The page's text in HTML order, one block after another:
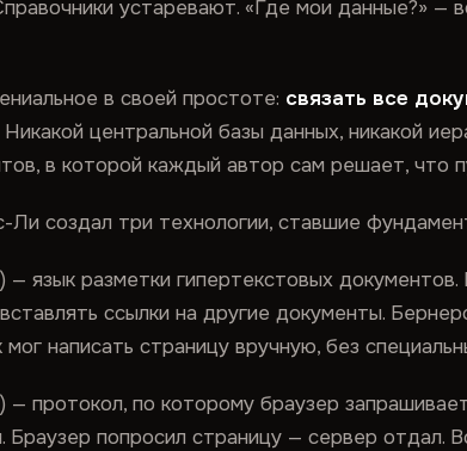
устаревают. «Где мои данные?» —
в своей простоте: связать все
центральной базы данных, никакой
в которой каждый автор сам решает, что
создал три технологии, ставшие
язык разметки гипертекстовых
ссылки на другие документы.
написать страницу вручную, без
протокол, по которому браузер
Браузер попросил страницу — сервер отдал.